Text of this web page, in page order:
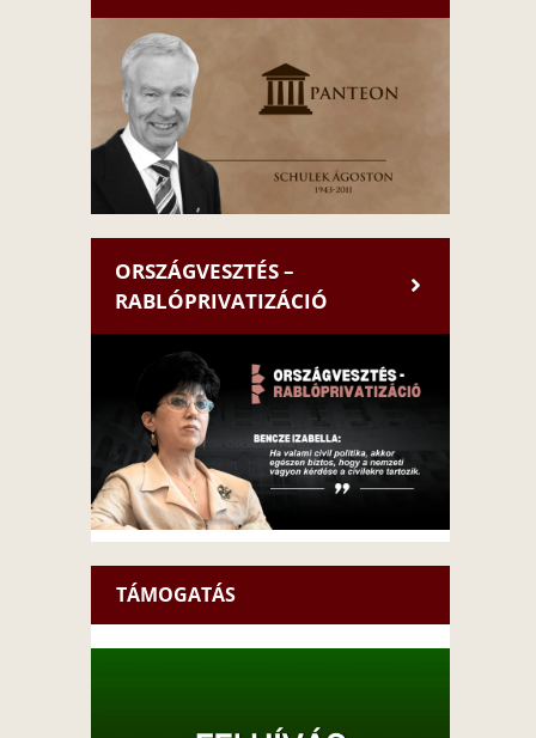
ORSZÁGVESZTÉS –
RABLÓPRIVATIZÁCIÓ
TÁMOGATÁS